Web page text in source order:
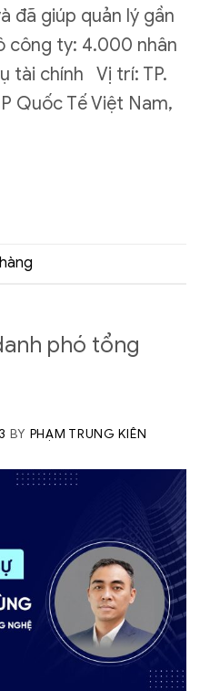
đã giúp quản lý gần
công ty: 4.000 nhân
tài chính Vị trí: TP.
Quốc Tế Việt Nam,
phó tổng
BY PHẠM TRUNG KIÊN